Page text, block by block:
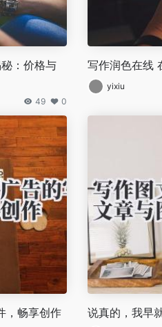
：价格与
49 0
写作润色在线
yixiu
，畅享创作 说真的，我早